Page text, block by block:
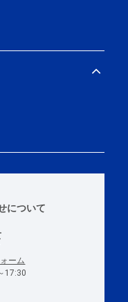
について
ーム
17:30